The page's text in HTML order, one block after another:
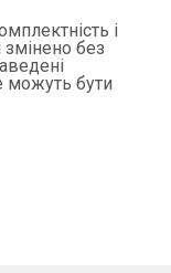
і
змінено без
можуть бути